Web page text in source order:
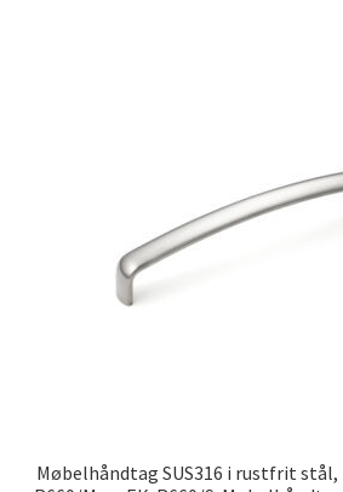
Møbelhåndtag SUS316 i rustfrit stål,